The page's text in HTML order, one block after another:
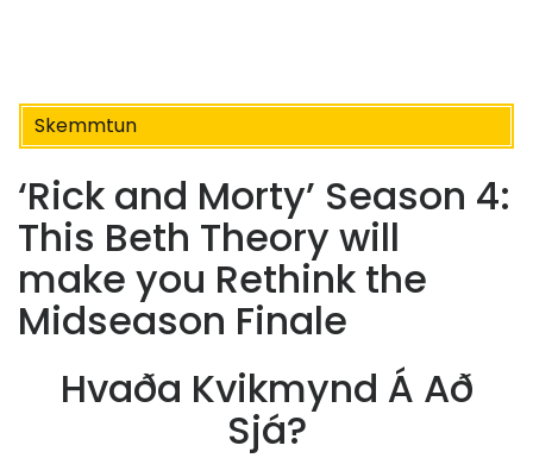
Skemmtun
‘Rick and Morty’ Season 4:
This Beth Theory will
make you Rethink the
Midseason Finale
Hvaða Kvikmynd Á Að
Sjá?